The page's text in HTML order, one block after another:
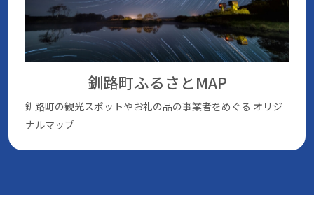
釧路町ふるさとMAP
釧路町の観光スポットやお礼の品の事業者をめぐる オリジ
ナルマップ